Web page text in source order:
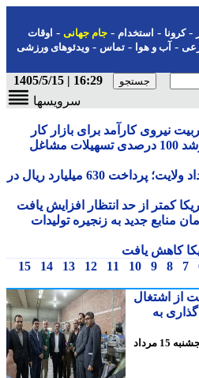
-استخدام- جام جهانی-اوقات
آب و هوا-تماس-ویدئوهای ورزشی
16:29 | 1405/5/15
سرویسها
کارآمد برای بازار کار
فرماندار تربت حیدریه از رشد 100 درصدی تسهیلات مشاغل
تسهیلات قرض الحسنه امداد ولایت؛ پرداخت 630 میلیارد ریال در
از حد انتظار افزایش یافت
منابع جدید به زنجیره تولیدات
یافت
8
9
10
11
12
13
14
15
اشتغال
به
12 دقیقه پیش - پنجشنبه 15 مرداد